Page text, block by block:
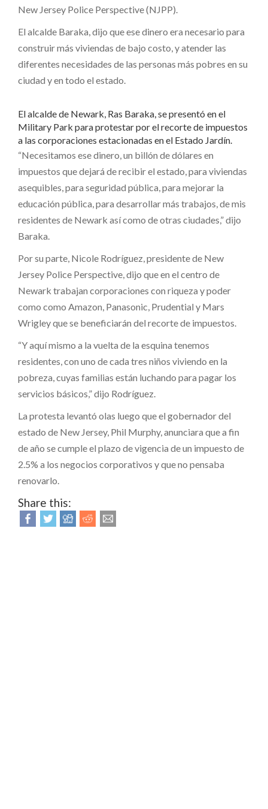
New Jersey Police Perspective (NJPP).
El alcalde Baraka, dijo que ese dinero era necesario para
construir más viviendas de bajo costo, y atender las
diferentes necesidades de las personas más pobres en su
ciudad y en todo el estado.
El alcalde de Newark, Ras Baraka, se presentó en el
Military Park para protestar por el recorte de impuestos
a las corporaciones estacionadas en el Estado Jardín.
“Necesitamos ese dinero, un billón de dólares en
impuestos que dejará de recibir el estado, para viviendas
asequibles, para seguridad pública, para mejorar la
educación pública, para desarrollar más trabajos, de mis
residentes de Newark así como de otras ciudades,” dijo
Baraka.
Por su parte, Nicole Rodríguez, presidente de New
Jersey Police Perspective, dijo que en el centro de
Newark trabajan corporaciones con riqueza y poder
como como Amazon, Panasonic, Prudential y Mars
Wrigley que se beneficiarán del recorte de impuestos.
“Y aquí mismo a la vuelta de la esquina tenemos
residentes, con uno de cada tres niños viviendo en la
pobreza, cuyas familias están luchando para pagar los
servicios básicos,” dijo Rodríguez.
La protesta levantó olas luego que el gobernador del
estado de New Jersey, Phil Murphy, anunciara que a fin
de año se cumple el plazo de vigencia de un impuesto de
2.5% a los negocios corporativos y que no pensaba
renovarlo.
Share this: